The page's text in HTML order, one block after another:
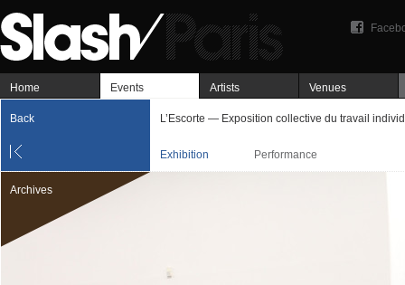
Home Events Artists Venues
Back L’Escorte — Exposition collective du travail
Exhibition Performance
Archives